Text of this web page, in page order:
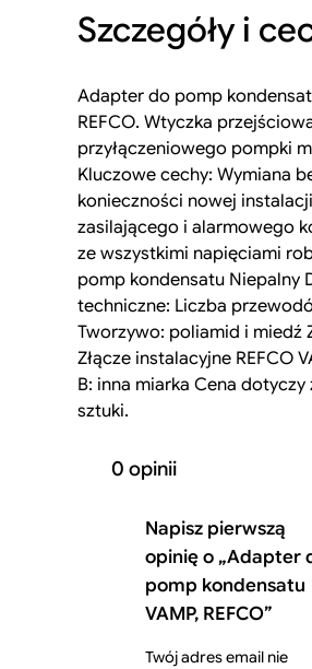
Szczegóły i
Adapter do pomp
REFCO. Wtyczka
przyłączeniowego pompki
Kluczowe cechy: Wymiana
konieczności nowej
zasilającego i alarmowego
ze wszystkimi napięciami
pomp kondensatu Niepalny
techniczne: Liczba
Tworzywo: poliamid i miedź
Złącze instalacyjne REFCO
B: inna miarka Cena dotyczy
sztuki.
0 opinii
Napisz pierwszą
opinię o „Adapter
pomp kondensatu
VAMP, REFCO”
Twój adres email nie